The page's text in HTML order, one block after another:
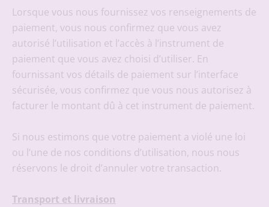
Lorsque vous nous fournissez vos renseignements de
paiement, vous nous confirmez que vous avez
autorisé l’utilisation et l’accès à l’instrument de
paiement que vous avez choisi d’utiliser. En
fournissant vos détails de paiement sur l’interface
sécurisée, vous confirmez que vous nous autorisez à
facturer le montant dû à cet instrument de paiement.
Si nous estimons que votre paiement a violé une loi
ou l’une de nos conditions d’utilisation, nous nous
réservons le droit d’annuler votre transaction.
Transport et livraison